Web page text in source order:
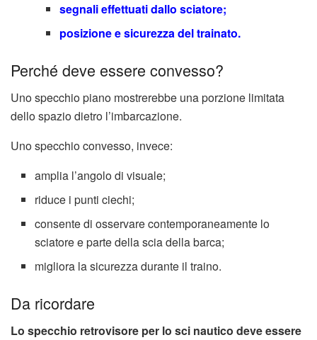
segnali effettuati dallo sciatore;
posizione e sicurezza del trainato.
Perché deve essere convesso?
Uno specchio piano mostrerebbe una porzione limitata
dello spazio dietro l’imbarcazione.
Uno specchio convesso, invece:
amplia l’angolo di visuale;
riduce i punti ciechi;
consente di osservare contemporaneamente lo
sciatore e parte della scia della barca;
migliora la sicurezza durante il traino.
Da ricordare
Lo specchio retrovisore per lo sci nautico deve essere